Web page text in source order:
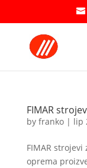
FIMAR
by franko| lip
FIMAR
oprema